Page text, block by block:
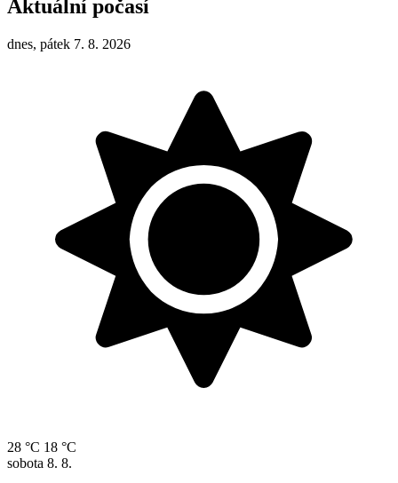
Aktuální počasí
dnes, pátek 7. 8. 2026
28 °C 18 °C
sobota 8. 8.